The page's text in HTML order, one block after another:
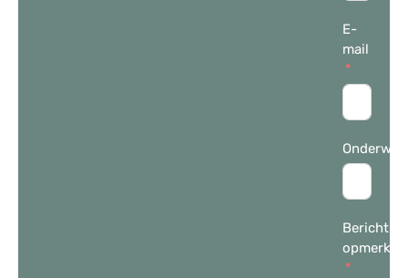
E-
mail
Bericht /